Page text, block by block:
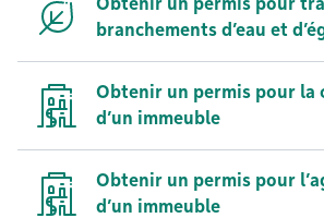
branchements d’eau et
Obtenir un permis pour la
d’un immeuble
Obtenir un permis pour
d’un immeuble